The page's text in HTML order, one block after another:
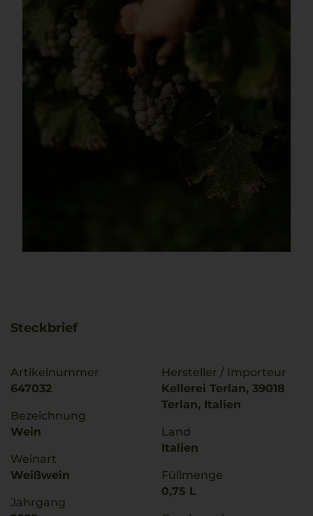
Steckbrief
Artikelnummer
647032
Bezeichnung
Wein
Weinart
Weißwein
Jahrgang
Hersteller / Importeur
Kellerei Terlan, 39018
Terlan, Italien
Land
Italien
Füllmenge
0,75 L